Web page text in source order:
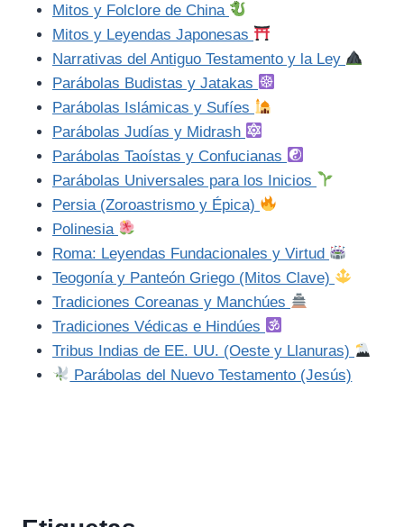
Mitos y Folclore de China
Mitos y Leyendas Japonesas
Narrativas del Antiguo Testamento y la Ley
Parábolas Budistas y Jatakas
Parábolas Islámicas y Sufíes
Parábolas Judías y Midrash
Parábolas Taoístas y Confucianas
Parábolas Universales para los Inicios
Persia (Zoroastrismo y Épica)
Polinesia
Roma: Leyendas Fundacionales y Virtud
Teogonía y Panteón Griego (Mitos Clave)
Tradiciones Coreanas y Manchúes
Tradiciones Védicas e Hindúes
Tribus Indias de EE. UU. (Oeste y Llanuras)
Parábolas del Nuevo Testamento (Jesús)